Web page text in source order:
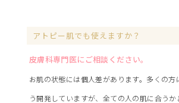
アトピー肌でも使えますか？
皮膚科専門医にご相談ください。
お肌の状態には個人差があります。多くの方
う開発していますが、全ての人の肌に合うか